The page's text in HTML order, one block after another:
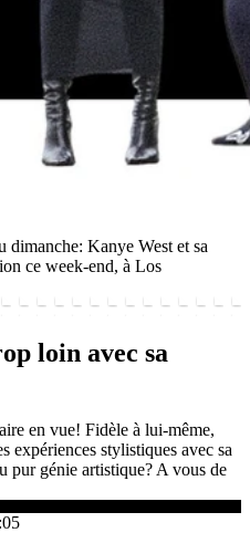
dimanche: Kanye West et sa
ce week-end, à Los
loin avec sa
en vue! Fidèle à lui-même,
expériences stylistiques avec sa
pur génie artistique? A vous de